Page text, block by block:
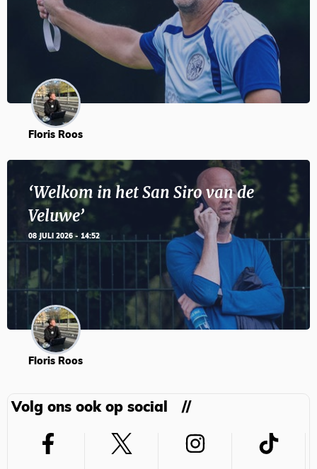
Floris Roos
‘Welkom in het San Siro van de
Veluwe’
08 JULI 2026 - 14:52
Floris Roos
Volg ons ook op social